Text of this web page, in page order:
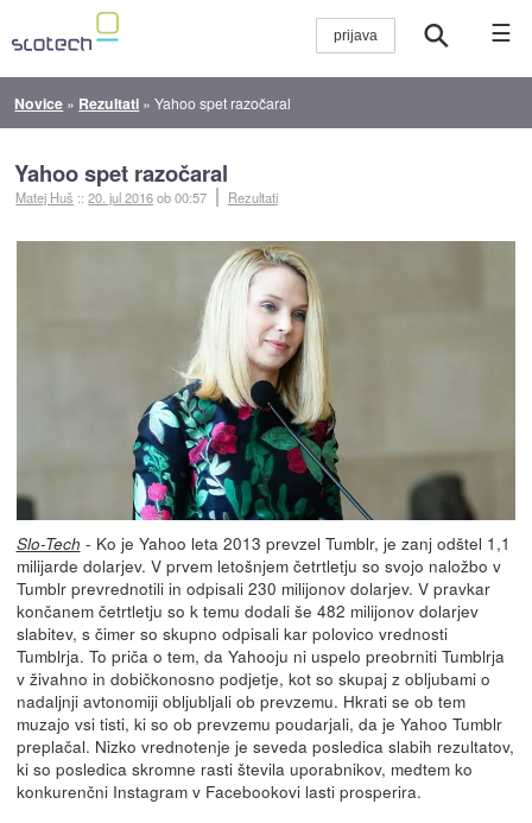
☰
Novice » Rezultati »Yahoo spet razočaral
Yahoo spet razočaral
Matej Huš ::20. jul 2016ob 00:57 Rezultati
Slo-Tech - Ko je Yahoo leta 2013 prevzel Tumblr, je zanj odštel 1,1
milijarde dolarjev. V prvem letošnjem četrtletju so svojo naložbo v
Tumblr prevrednotili in odpisali 230 milijonov dolarjev. V pravkar
končanem četrtletju so k temu dodali še 482 milijonov dolarjev
slabitev, s čimer so skupno odpisali kar polovico vrednosti
Tumblrja. To priča o tem, da Yahooju ni uspelo preobrniti Tumblrja
v živahno in dobičkonosno podjetje, kot so skupaj z obljubami o
nadaljnji avtonomiji obljubljali ob prevzemu. Hkrati se ob tem
muzajo vsi tisti, ki so ob prevzemu poudarjali, da je Yahoo Tumblr
preplačal. Nizko vrednotenje je seveda posledica slabih rezultatov,
ki so posledica skromne rasti števila uporabnikov, medtem ko
konkurenčni Instagram v Facebookovi lasti prosperira.